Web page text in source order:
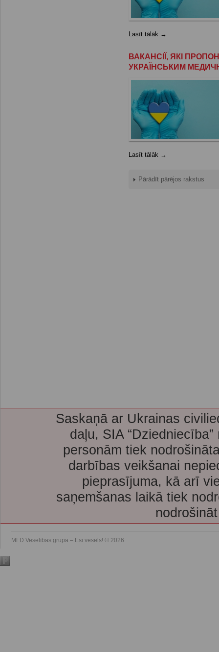
Lasīt tālāk →
ВАКАНСІЇ, ЯКІ
УКРАЇНСЬКИМ
Lasīt tālāk →
Pārādīt pārējos rakstus
Saskaņā ar Ukrainas
daļu, SIA
personām tiek
darbības veikšanai
pieprasījuma, kā arī
saņemšanas laikā tiek
MFD Veselības grupa – Esi vesels! © 2026